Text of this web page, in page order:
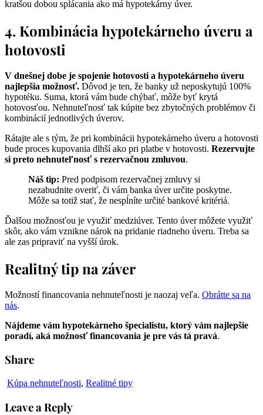
kratšou dobou splácania ako má hypotekárny úver.
4. Kombinácia hypotekárneho úveru a
hotovosti
V dnešnej dobe je spojenie hotovosti a hypotekárneho úveru
najlepšia možnosť. Dôvod je ten, že banky už neposkytujú 100%
hypotéku. Suma, ktorá vám bude chýbať, môže byť krytá
hotovosťou. Nehnuteľnosť tak kúpite bez zbytočných problémov či
kombinácií jednotlivých úverov.
Rátajte ale s tým, že pri kombinácii hypotekárneho úveru a hotovosti
bude proces kupovania dlhší ako pri platbe v hotovosti. Rezervujte
si preto nehnuteľnosť s rezervačnou zmluvou.
Náš tip: Pred podpisom rezervačnej zmluvy si
nezabudnite overiť, či vám banka úver určite poskytne.
Môže sa totiž stať, že nespĺníte určité bankové kritériá.
Ďalšou možnosťou je využiť medziúver. Tento úver môžete využiť
skôr, ako vám vznikne nárok na pridanie riadneho úveru. Treba sa
ale zas pripraviť na vyšší úrok.
Realitný tip na záver
Možností financovania nehnuteľnosti je naozaj veľa. Obrátte sa na
nás.
Nájdeme vám hypotekárneho špecialistu, ktorý vám najlepšie
poradí, aká možnosť financovania je pre vás tá pravá.
Share
Kúpa nehnuteľnosti, Realitné tipy
Leave a Reply